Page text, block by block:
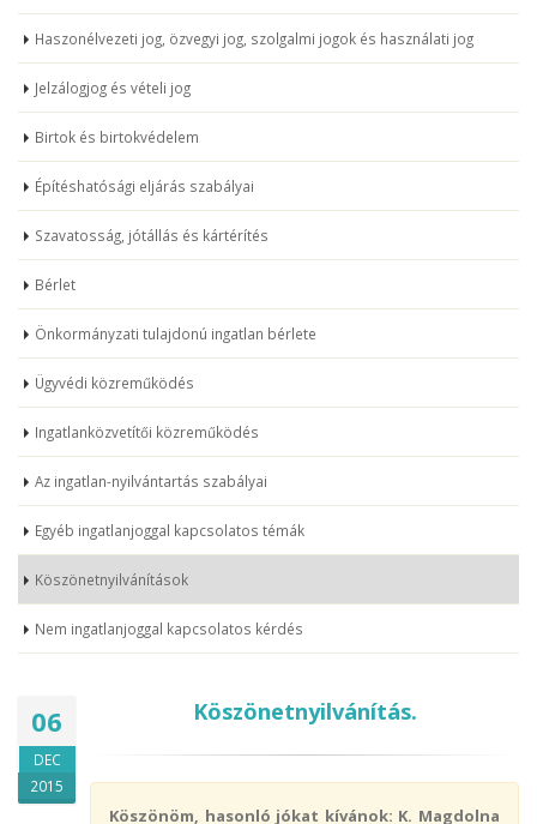
Haszonélvezeti jog, özvegyi jog, szolgalmi jogok és használati jog
Jelzálogjog és vételi jog
Birtok és birtokvédelem
Építéshatósági eljárás szabályai
Szavatosság, jótállás és kártérítés
Bérlet
Önkormányzati tulajdonú ingatlan bérlete
Ügyvédi közreműködés
Ingatlanközvetítői közreműködés
Az ingatlan-nyilvántartás szabályai
Egyéb ingatlanjoggal kapcsolatos témák
Köszönetnyilvánítások
Nem ingatlanjoggal kapcsolatos kérdés
06
DEC
2015
Köszönetnyilvánítás.
Köszönöm, hasonló jókat kívánok: K. Magdolna